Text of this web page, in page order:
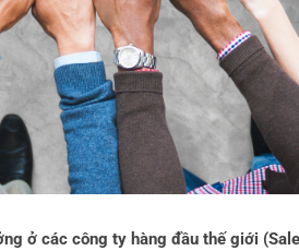
ở các công ty hàng đầu thế giới